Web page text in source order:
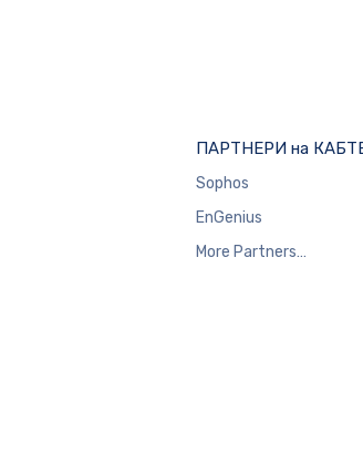
ПАРТНЕРИ на
Sophos
EnGenius
More Partners…